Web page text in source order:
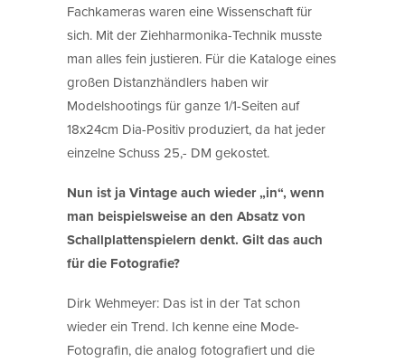
Fachkameras waren eine Wissenschaft für
sich. Mit der Ziehharmonika-Technik musste
man alles fein justieren. Für die Kataloge eines
großen Distanzhändlers haben wir
Modelshootings für ganze 1/1-Seiten auf
18x24cm Dia-Positiv produziert, da hat jeder
einzelne Schuss 25,- DM gekostet.
Nun ist ja Vintage auch wieder „in“, wenn
man beispielsweise an den Absatz von
Schallplattenspielern denkt. Gilt das auch
für die Fotografie?
Dirk Wehmeyer: Das ist in der Tat schon
wieder ein Trend. Ich kenne eine Mode-
Fotografin, die analog fotografiert und die